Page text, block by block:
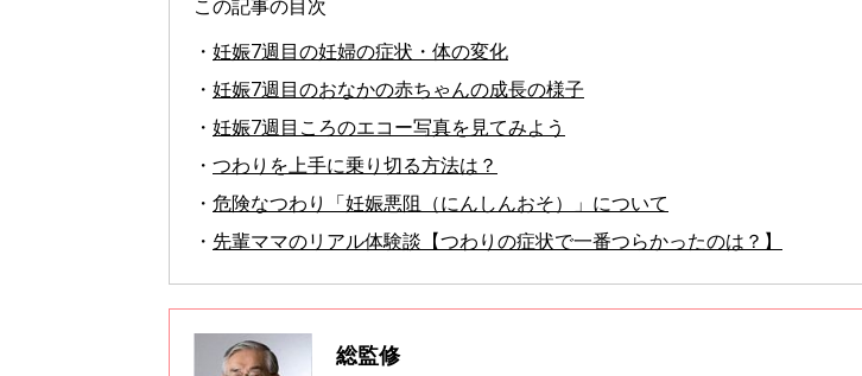
この記事の目次
・ 妊娠7週目の妊婦の症状・体の変化
・ 妊娠7週目のおなかの赤ちゃんの成長の様子
・ 妊娠7週目ころのエコー写真を見てみよう
・ つわりを上手に乗り切る方法は？
・ 危険なつわり「妊娠悪阻（にんしんおそ）」について
・ 先輩ママのリアル体験談【つわりの症状で一番つらかったのは？】
総監修